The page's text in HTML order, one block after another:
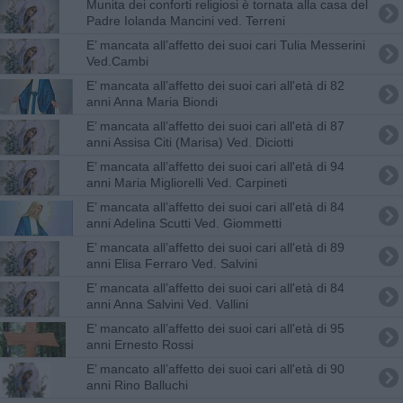
Munita dei conforti religiosi è tornata alla casa del
Padre Iolanda Mancini ved. Terreni
E’ mancata all’affetto dei suoi cari Tulia Messerini
Ved.Cambi
E’ mancata all’affetto dei suoi cari all'età di 82
anni Anna Maria Biondi
E’ mancata all’affetto dei suoi cari all'età di 87
anni Assisa Citi (Marisa) Ved. Diciotti
E’ mancata all’affetto dei suoi cari all'età di 94
anni Maria Migliorelli Ved. Carpineti
E’ mancata all’affetto dei suoi cari all'età di 84
anni Adelina Scutti Ved. Giommetti
E’ mancata all’affetto dei suoi cari all'età di 89
anni Elisa Ferraro Ved. Salvini
E’ mancata all’affetto dei suoi cari all'età di 84
anni Anna Salvini Ved. Vallini
E’ mancato all’affetto dei suoi cari all'età di 95
anni Ernesto Rossi
E’ mancato all’affetto dei suoi cari all'età di 90
anni Rino Balluchi